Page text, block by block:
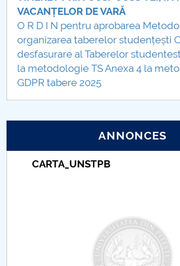
Tabere studențești UPIT-FSEFI
Examen de finalizare a studiilor
Selecția burselor Erasmus
STUDENŢII BENEFICIARI AI
VACANȚELOR DE VARĂ
O R D I N pentru aprobarea
organizarea taberelor studențești
desfasurare al Taberelor
la metodologie TSAnexa 4 la
GDPR tabere 2025
ANNONCES
Taxe de școlarizare